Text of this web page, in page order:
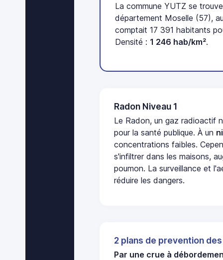
La commune YUTZ se
département Moselle (57),
comptait 17 391 habitants
Densité : 1 246 hab/km².
Radon Niveau 1
Le Radon, un gaz radioactif
pour la santé publique. À un
concentrations faibles.
s'infiltrer dans les maisons,
poumon. La surveillance et
réduire les dangers.
2 plans de prevention
Par une crue à